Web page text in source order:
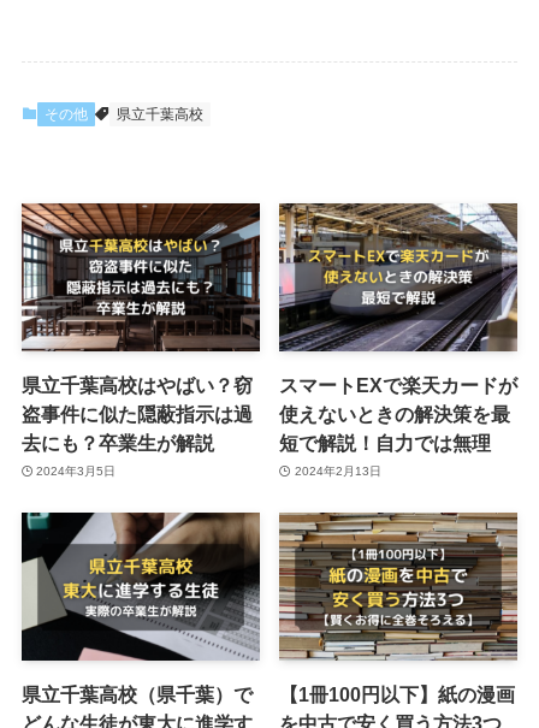
その他 県立千葉高校
県立千葉高校はやばい？窃
盗事件に似た隠蔽指示は過
去にも？卒業生が解説
2024年3月5日
スマートEXで楽天カードが
使えないときの解決策を最
短で解説！自力では無理
2024年2月13日
県立千葉高校（県千葉）で
どんな生徒が東大に進学す
【1冊100円以下】紙の漫画
を中古で安く買う方法3つ